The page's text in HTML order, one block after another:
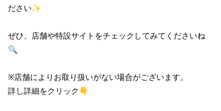
ださい✨
ぜひ、店舗や特設サイトをチェックしてみてくださいね
🔍
※店舗によりお取り扱いがない場合がございます。
詳し詳細をクリック👇